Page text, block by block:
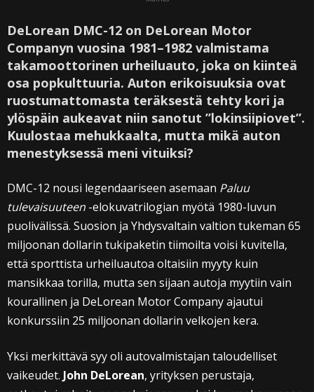
DeLorean DMC-12 on DeLorean Motor
Companyn vuosina 1981–1982 valmistama
takamoottorinen urheiluauto, joka on kiinteä
osa popkulttuuria. Auton erikoisuuksia ovat
ruostumattomasta teräksestä tehty kori ja
ylöspäin aukeavat niin sanotut ”lokinsiipiovet”.
Kuulostaa mehukkaalta, mutta mikä auton
menestyksessä meni vituiksi?
DMC-12 nousi legendaariseen asemaan Paluu
tulevaisuuteen -elokuvatrilogian myötä 1980-luvun
puolivälissä. Suosion ja Yhdysvaltain valtion tukeman 65
miljoonan dollarin tukipaketin tiimoilta voisi kuvitella,
että sporttista urheiluautoa oltaisiin myyty kuin
mansikkaa torilla, mutta sen sijaan autoja myytiin vain
kourallinen ja DeLorean Motor Company ajautui
konkurssiin 25 miljoonan dollarin velkojen kera.
Yksi merkittävä syy oli autovalmistajan taloudelliset
vaikeudet. John DeLorean, yrityksen perustaja,